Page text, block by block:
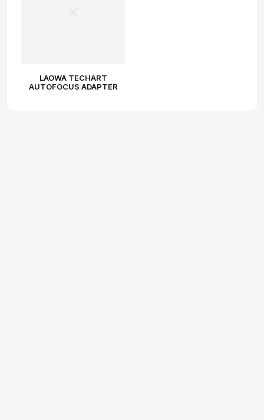
LAOWA TECHART
AUTOFOCUS ADAPTER